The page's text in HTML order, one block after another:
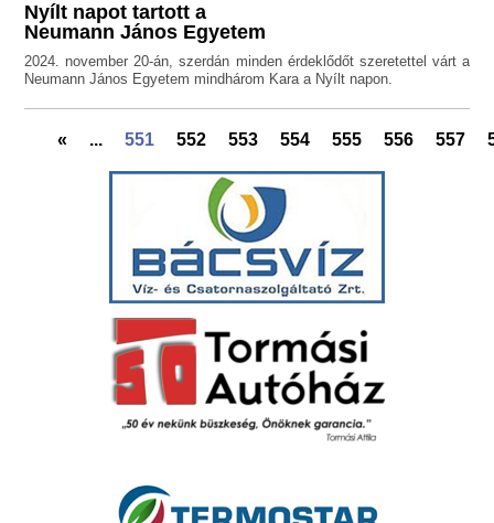
Nyílt napot tartott a
Neumann János Egyetem
2024. november 20-án, szerdán minden érdeklődőt szeretettel várt a
Neumann János Egyetem mindhárom Kara a Nyílt napon.
« ... 551 552 553 554 555 556 557